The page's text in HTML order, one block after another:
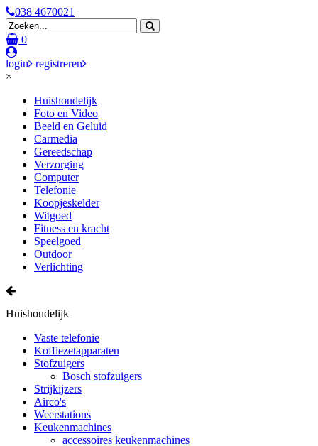
038 4670021
0
login
registreren
×
Huishoudelijk
Foto en Video
Beeld en Geluid
Carmedia
Gereedschap
Verzorging
Computer
Telefonie
Koopjeskelder
Witgoed
Fitness en kracht
Speelgoed
Outdoor
Verlichting
Huishoudelijk
Vaste telefonie
Koffiezetapparaten
Stofzuigers
Bosch stofzuigers
Strijkijzers
Airco's
Weerstations
Keukenmachines
accessoires keukenmachines